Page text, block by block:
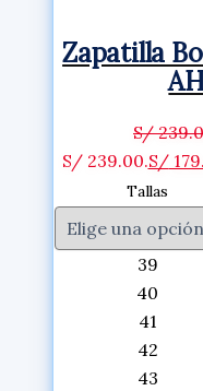
Zapatilla
S/
S/ 239.00.S/
Tallas
39
40
41
42
43